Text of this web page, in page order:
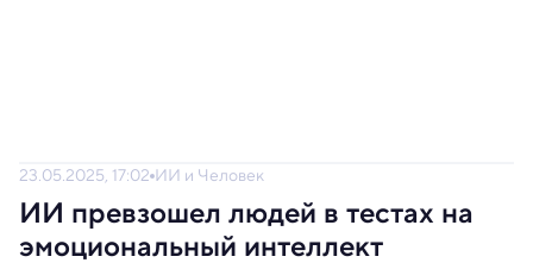
23.05.2025, 17:02 ИИ и Человек
ИИ превзошел людей в тестах на
эмоциональный интеллект